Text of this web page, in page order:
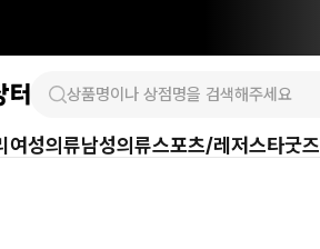
여성의류남성의류스포츠/레저스타굿즈